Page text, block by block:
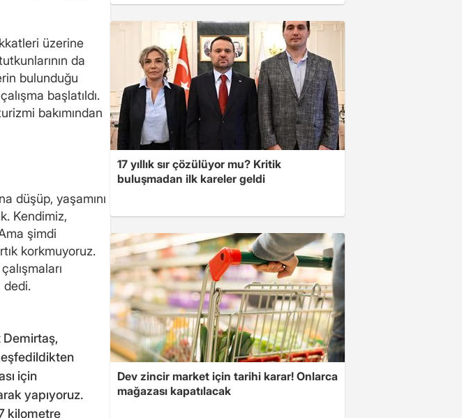
üzerine
da
bulunduğu
başlatıldı.
bakımından
düşüp, yaşamını
Kendimiz,
şimdi
korkmuyoruz.
dedi.
Demirtaş,
için
yapıyoruz.
kilometre
17 yıllık sır çözülüyor mu? Kritik
buluşmadan ilk kareler geldi
Dev zincir market için tarihi karar! Onlarca
mağazası kapatılacak